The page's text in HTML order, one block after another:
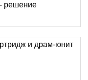
решение
и драм-юнит